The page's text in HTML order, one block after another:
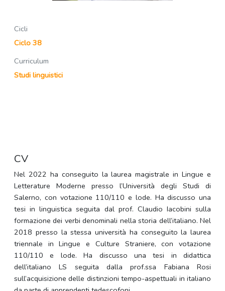
Cicli
Ciclo 38
Curriculum
Studi linguistici
CV
Nel 2022 ha conseguito la laurea magistrale in Lingue e
Letterature Moderne presso l’Università degli Studi di
Salerno, con votazione 110/110 e lode. Ha discusso una
tesi in linguistica seguita dal prof. Claudio Iacobini sulla
formazione dei verbi denominali nella storia dell’italiano. Nel
2018 presso la stessa università ha conseguito la laurea
triennale in Lingue e Culture Straniere, con votazione
110/110 e lode. Ha discusso una tesi in didattica
dell’italiano LS seguita dalla prof.ssa Fabiana Rosi
sull’acquisizione delle distinzioni tempo-aspettuali in italiano